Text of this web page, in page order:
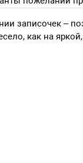
записочек –
как на